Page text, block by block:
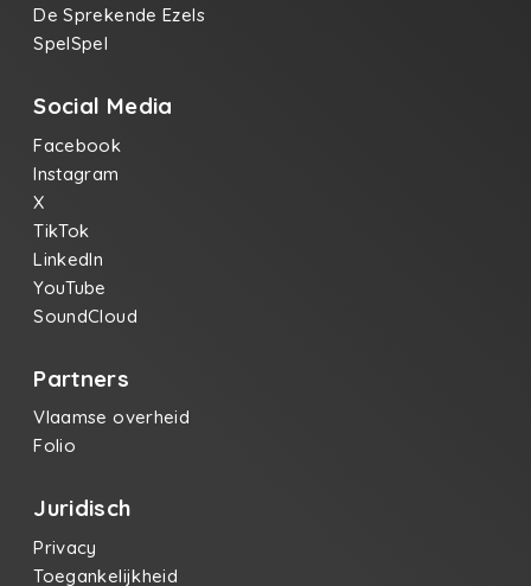
De Sprekende Ezels
SpelSpel
Social Media
Facebook
Instagram
X
TikTok
LinkedIn
YouTube
SoundCloud
Partners
Vlaamse overheid
Folio
Juridisch
Privacy
Toegankelijkheid